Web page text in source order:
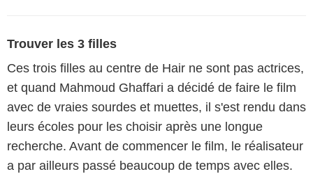
Trouver les 3 filles
Ces trois filles au centre de Hair ne sont pas actrices,
et quand Mahmoud Ghaffari a décidé de faire le film
avec de vraies sourdes et muettes, il s'est rendu dans
leurs écoles pour les choisir après une longue
recherche. Avant de commencer le film, le réalisateur
a par ailleurs passé beaucoup de temps avec elles.